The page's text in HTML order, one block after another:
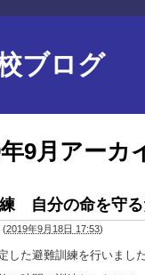
ブログ
9月アーカ
自分の命を守る
(2019年9月18日 17:53)
した避難訓練を行いまし